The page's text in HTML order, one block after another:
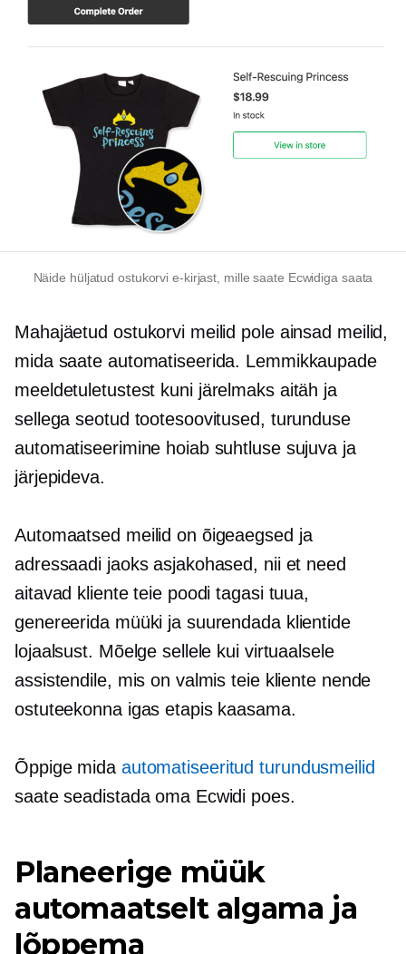
Näide hüljatud ostukorvi e-kirjast, mille saate Ecwidiga saata
Mahajäetud ostukorvi meilid pole ainsad meilid,
mida saate automatiseerida. Lemmikkaupade
meeldetuletustest kuni järelmaks aitäh ja
sellega seotud tootesoovitused, turunduse
automatiseerimine hoiab suhtluse sujuva ja
järjepideva.
Automaatsed meilid on õigeaegsed ja
adressaadi jaoks asjakohased, nii et need
aitavad kliente teie poodi tagasi tuua,
genereerida müüki ja suurendada klientide
lojaalsust. Mõelge sellele kui virtuaalsele
assistendile, mis on valmis teie kliente nende
ostuteekonna igas etapis kaasama.
Õppige mida automatiseeritud turundusmeilid
saate seadistada oma Ecwidi poes.
Planeerige müük
automaatselt algama ja
lõppema